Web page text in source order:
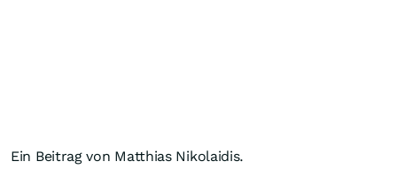
Ein Beitrag von Matthias Nikolaidis.